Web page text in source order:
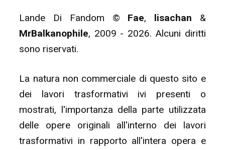
Lande Di Fandom © Fae, lisachan &
MrBalkanophile, 2009 - 2026. Alcuni diritti
sono riservati.
La natura non commerciale di questo sito e
dei lavori trasformativi ivi presenti o
mostrati, l'importanza della parte utilizzata
delle opere originali all'interno dei lavori
trasformativi in rapporto all'intera opera e